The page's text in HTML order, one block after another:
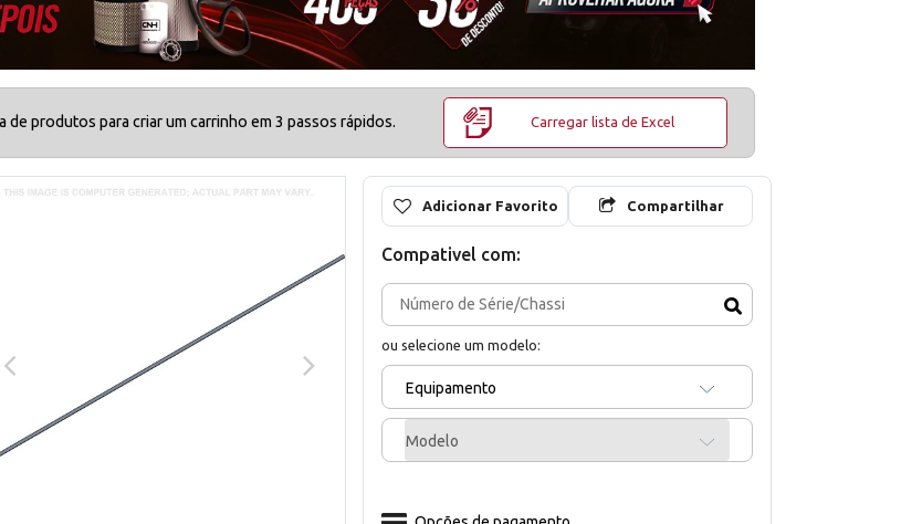
de produtos para criar um carrinho em 3 passos rápidos. Carregar lista de Excel
Adicionar Favorito Compartilhar
Compativel com:
ou selecione um modelo:
Equipamento
Modelo